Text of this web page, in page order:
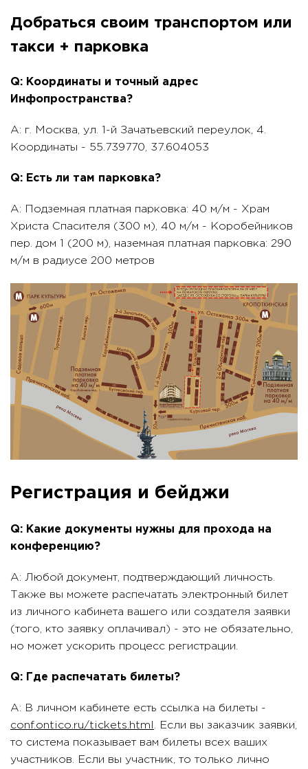
Добраться своим транспортом или
такси + парковка
Q: Координаты и точный адрес
Инфопространства?
A: г. Москва, ул. 1-й Зачатьевский переулок, 4.
Координаты - 55.739770, 37.604053
Q: Есть ли там парковка?
A: Подземная платная парковка: 40 м/м - Храм
Христа Спасителя (300 м), 40 м/м - Коробейников
пер. дом 1 (200 м), наземная платная парковка: 290
м/м в радиусе 200 метров
Регистрация и бейджи
Q: Какие документы нужны для прохода на
конференцию?
A: Любой документ, подтверждающий личность.
Также вы можете распечатать электронный билет
из личного кабинета вашего или создателя заявки
(того, кто заявку оплачивал) - это не обязательно,
но может ускорить процесс регистрации.
Q: Где распечатать билеты?
A: В личном кабинете есть ссылка на билеты -
conf.ontico.ru/tickets.html
. Если вы заказчик заявки,
то система показывает вам билеты всех ваших
участников. Если вы участник, то только лично